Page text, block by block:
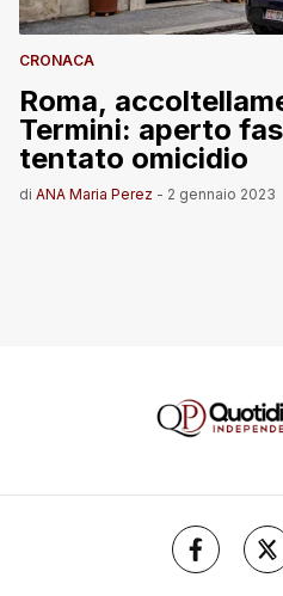
CRONACA
Roma,
Termini: aperto
tentato omicidio
di ANA Maria Perez - 2 gennaio 2023